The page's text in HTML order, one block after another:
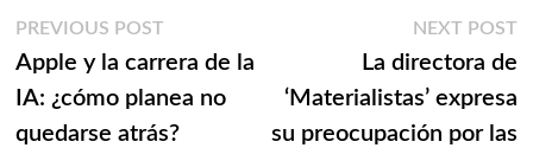
Navegación
de
entradas
PREVIOUS POSTPrevious
post:
Apple y la carrera de la
IA: ¿cómo planea no
quedarse atrás?
NEXT POST
La directora de
‘Materialistas’ expresa
su preocupación por las